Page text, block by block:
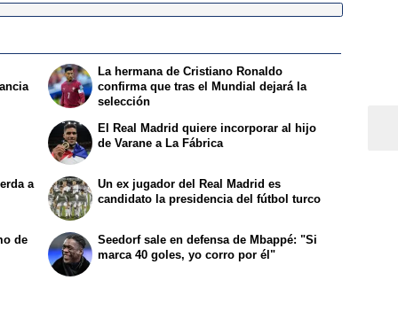
La hermana de Cristiano Ronaldo
confirma que tras el Mundial dejará la
selección
El Real Madrid quiere incorporar al hijo
de Varane a La Fábrica
a
de
Un ex jugador del Real Madrid es
candidato la presidencia del fútbol turco
Seedorf sale en defensa de Mbappé: "Si
marca 40 goles, yo corro por él"